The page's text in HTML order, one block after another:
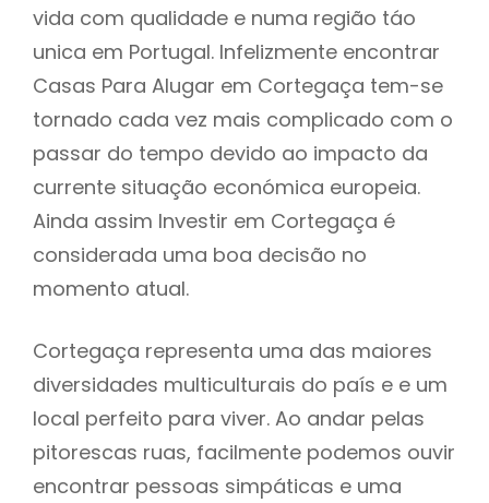
vida com qualidade e numa região táo
unica em Portugal. Infelizmente encontrar
Casas Para Alugar em Cortegaça tem-se
tornado cada vez mais complicado com o
passar do tempo devido ao impacto da
currente situação económica europeia.
Ainda assim Investir em Cortegaça é
considerada uma boa decisão no
momento atual.
Cortegaça representa uma das maiores
diversidades multiculturais do país e e um
local perfeito para viver. Ao andar pelas
pitorescas ruas, facilmente podemos ouvir
encontrar pessoas simpáticas e uma